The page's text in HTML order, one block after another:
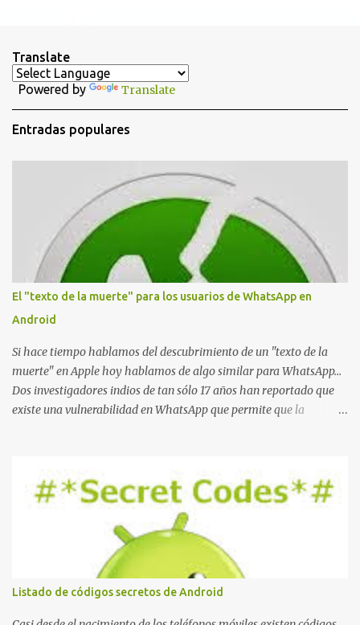
a
r
o
s
Translate
Powered by Translate
Entradas populares
El "texto de la muerte" para los usuarios de WhatsApp en
Android
Si hace tiempo hablamos del descubrimiento de un "texto de la
muerte" en Apple hoy hablamos de algo similar para WhatsApp...
Dos investigadores indios de tan sólo 17 años han reportado que
existe una vulnerabilidad en WhatsApp que permite que la
La vulnerabilidad ha sido probada y funciona correctamente en la
mayoría de las versiones de Android y de WhatsApp incluyendo la
2.11.431 y 2.11.432. Sin embargo todavía no se ha probado en iOS y
Windows no parece ser vulnerable. Esto podría provocar que se
extienda como una pesada broma la moda de bloquear WhatsApp
a otras personas, cuyo modo de recuperar el uso de la misma sería
borrando la conversación y el historial de chat con quien
estábamos conversando. Imaginad que ocurre si este mensaje se
envía a un grupo... Fuente: Crash Your Friends' WhatsApp
Listado de códigos secretos de Android